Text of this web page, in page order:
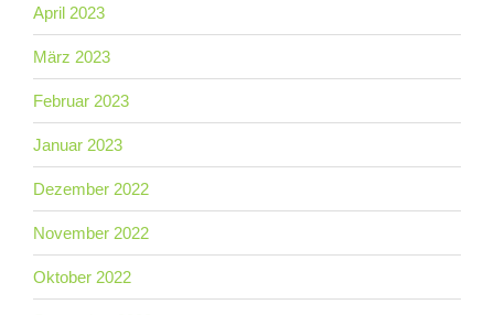
April 2023
März 2023
Februar 2023
Januar 2023
Dezember 2022
November 2022
Oktober 2022